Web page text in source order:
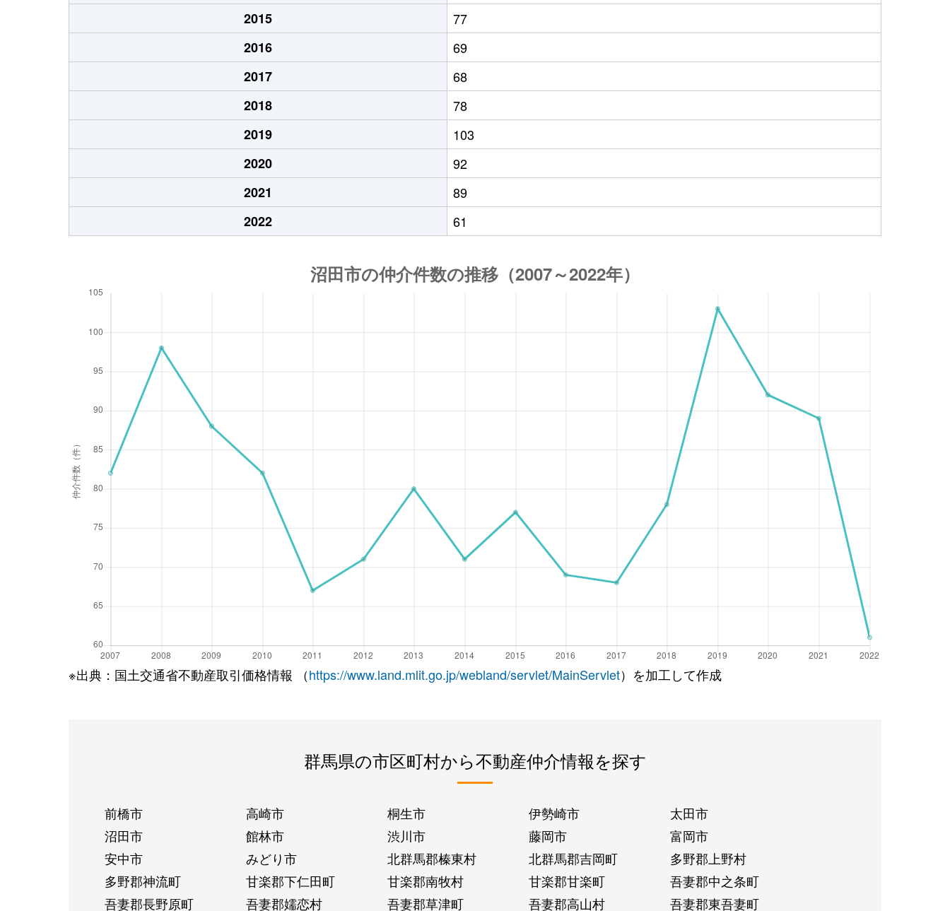
2015
77
2016
69
2017
68
2018
78
2019
103
2020
92
2021
89
2022
61
※出典：国土交通省不動産取引価格情報 （https://www.land.mlit.go.jp/webland/servlet/MainServlet）を加工して作成
群馬県の市区町村から不動産仲介情報を探す
前橋市 高崎市 桐生市 伊勢崎市
太田市
沼田市
館林市 渋川市 藤岡市
富岡市
安中市
みどり市 北群馬郡榛東村 北群馬郡吉岡町
多野郡上野村
多野郡神流町
甘楽郡下仁田町 甘楽郡南牧村 甘楽郡甘楽町
吾妻郡中之条町
吾妻郡長野原町
吾妻郡嬬恋村 吾妻郡草津町 吾妻郡高山村 吾妻郡東吾妻町